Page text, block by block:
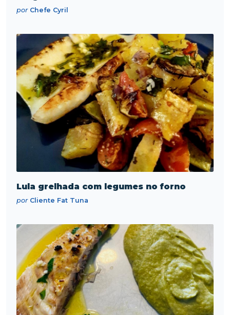
porChefe Cyril
Lula grelhada com legumes no forno
porCliente Fat Tuna